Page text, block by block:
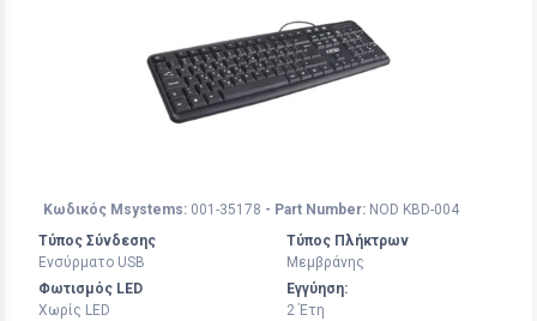
Κωδικός Msystems: 001-35178 - Part Number: NOD KBD-004
Τύπος Σύνδεσης
Ενσύρματο USB
Τύπος Πλήκτρων
Μεμβράνης
Φωτισμός LED
Χωρίς LED
Εγγύηση:
2 Έτη